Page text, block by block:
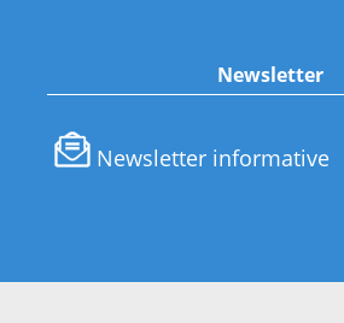
Newsletter
Newsletter informative